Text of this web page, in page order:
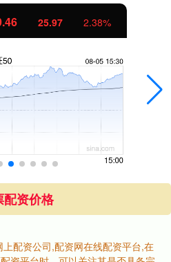
25.97 2.38%
配资价格
配资公司,配资网在线配资平台,在